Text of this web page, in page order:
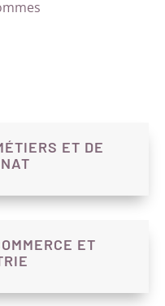
ET DE
ET